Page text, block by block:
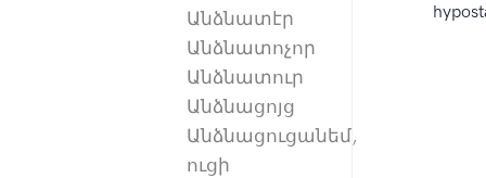
Անձնատէր
Անձնատոչոր
Անձնատուր
Անձնացոյց
Անձնացուցանեմ,
ուցի